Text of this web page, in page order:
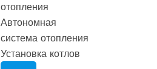
отопления
Автономная
система отопления
Установка котлов